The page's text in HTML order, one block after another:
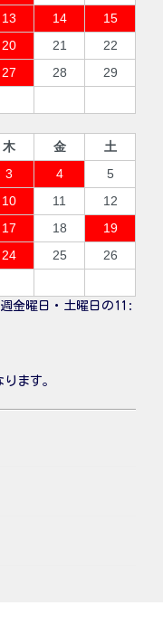
13 14
15
20 21
22
27 28
29
木 金
土
3 4
5
10 11
12
17 18
19
24 25
26
金曜日・土曜日の11:
ます。